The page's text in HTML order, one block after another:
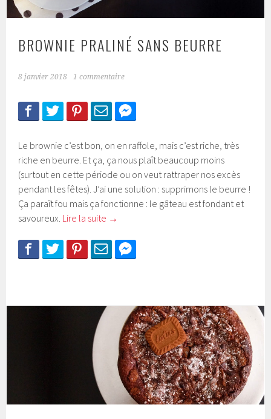
BROWNIE PRALINÉ SANS BEURRE
8 janvier 2018 1 commentaire
Le brownie c’est bon, on en raffole, mais c’est riche, très
riche en beurre. Et ça, ça nous plaît beaucoup moins
(surtout en cette période ou on veut rattraper nos excès
pendant les fêtes). J’ai une solution : supprimons le beurre !
Ça paraît fou mais ça fonctionne : le gâteau est fondant et
savoureux. Lire la suite →